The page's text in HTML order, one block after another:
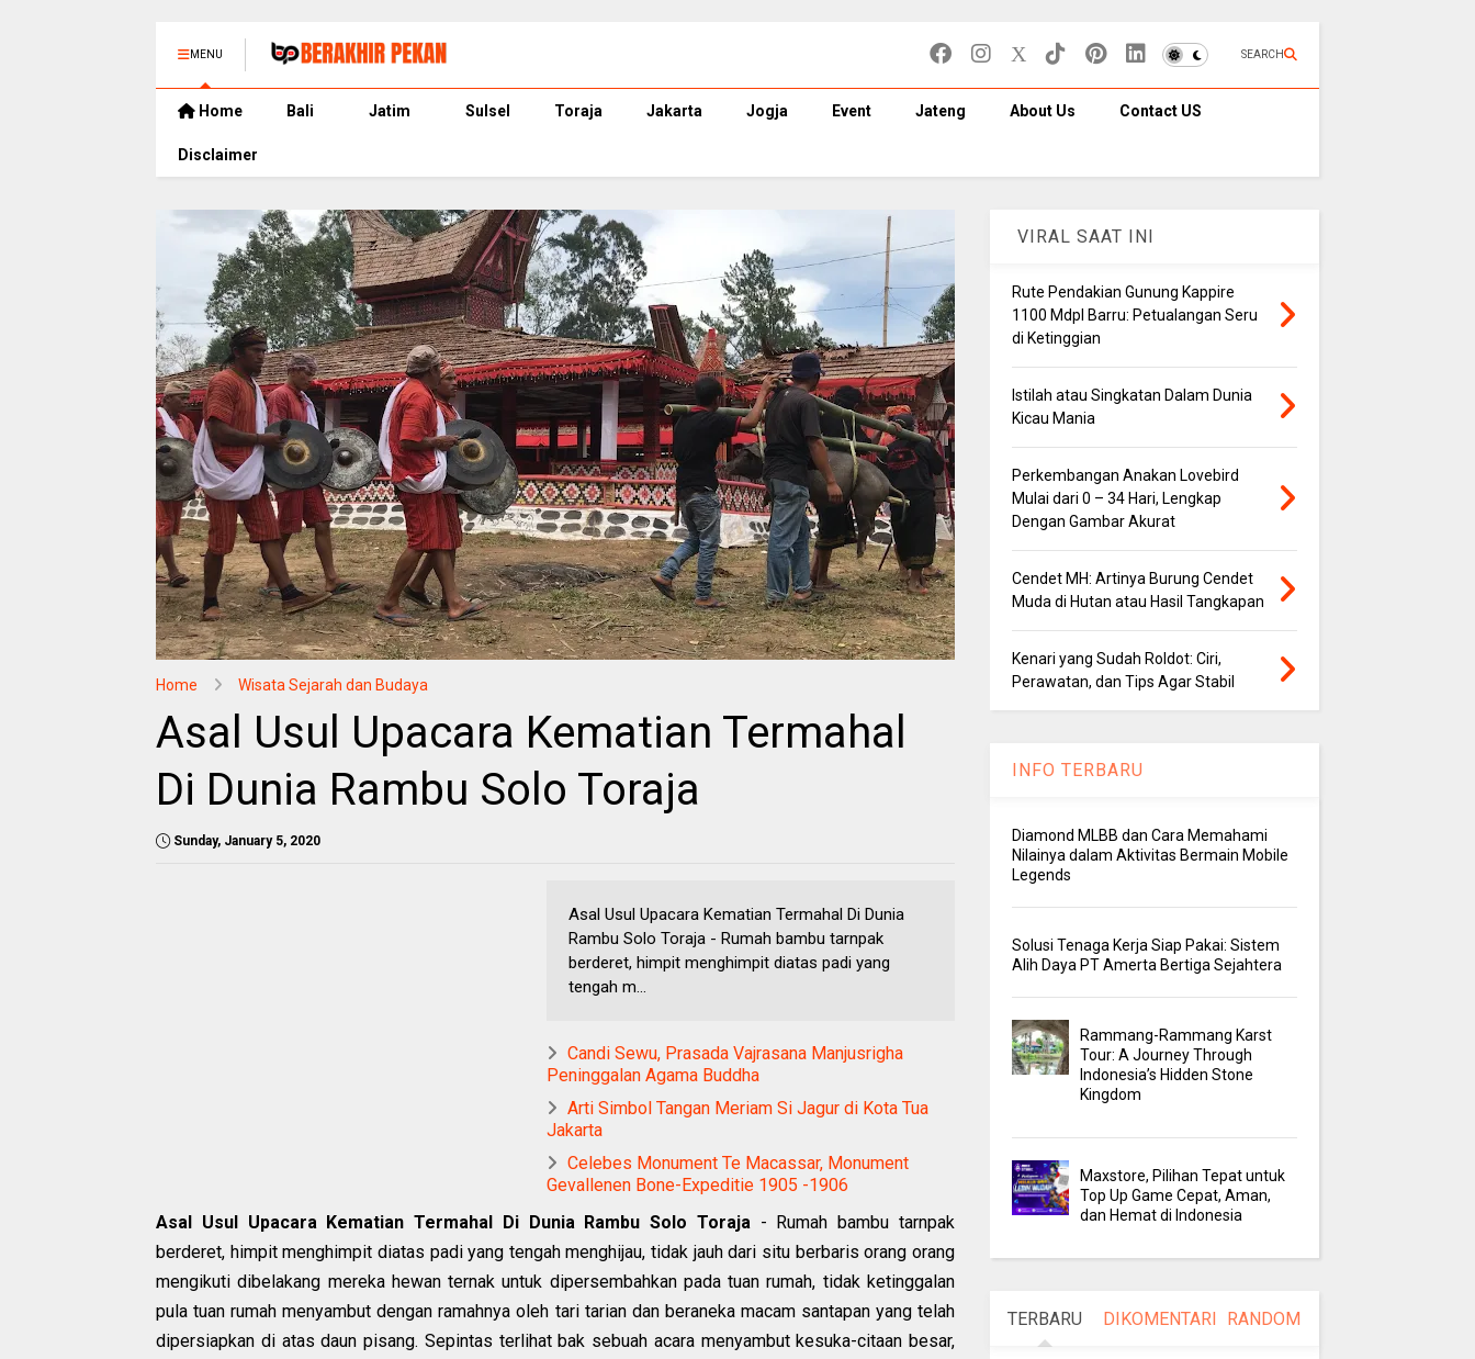
MENU SEARCH
Home Bali Jatim Sulsel Toraja Jakarta Jogja Event Jateng About Us Contact US
Disclaimer
Home Wisata Sejarah dan Budaya
Asal Usul Upacara Kematian Termahal
Di Dunia Rambu Solo Toraja
Sunday, January 5, 2020
Asal Usul Upacara Kematian Termahal Di Dunia
Rambu Solo Toraja - Rumah bambu tarnpak
berderet, himpit menghimpit diatas padi yang
tengah m...
Candi Sewu, Prasada Vajrasana Manjusrigha
Peninggalan Agama Buddha
Arti Simbol Tangan Meriam Si Jagur di Kota Tua
Jakarta
Celebes Monument Te Macassar, Monument
Gevallenen Bone-Expeditie 1905 -1906
Asal Usul Upacara Kematian Termahal Di Dunia Rambu Solo Toraja- Rumah bambu tarnpak
berderet, himpit menghimpit diatas padi yang tengah menghijau, tidak jauh dari situ berbaris orang orang
mengikuti dibelakang mereka hewan ternak untuk dipersembahkan pada tuan rumah, tidak ketinggalan
pula tuan rumah menyambut dengan ramahnya oleh tari tarian dan beraneka macam santapan yang telah
dipersiapkan di atas daun pisang. Sepintas terlihat bak sebuah acara menyambut kesuka-citaan besar,
VIRAL SAAT INI
Rute Pendakian Gunung Kappire
1100 Mdpl Barru: Petualangan Seru
di Ketinggian
Istilah atau Singkatan Dalam Dunia
Kicau Mania
Perkembangan Anakan Lovebird
Mulai dari 0 – 34 Hari, Lengkap
Dengan Gambar Akurat
Cendet MH: Artinya Burung Cendet
Muda di Hutan atau Hasil Tangkapan
Kenari yang Sudah Roldot: Ciri,
Perawatan, dan Tips Agar Stabil
INFO TERBARU
Diamond MLBB dan Cara Memahami
Nilainya dalam Aktivitas Bermain Mobile
Legends
Solusi Tenaga Kerja Siap Pakai: Sistem
Alih Daya PT Amerta Bertiga Sejahtera
Rammang-Rammang Karst
Tour: A Journey Through
Indonesia’s Hidden Stone
Kingdom
Maxstore, Pilihan Tepat untuk
Top Up Game Cepat, Aman,
dan Hemat di Indonesia
TERBARU DIKOMENTARI RANDOM